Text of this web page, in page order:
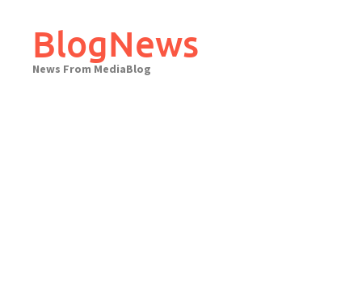
contentBlogNews
News From MediaBlog